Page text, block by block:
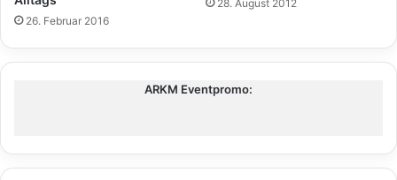
26. Februar 2016
28. August 2012
ARKM Eventpromo: